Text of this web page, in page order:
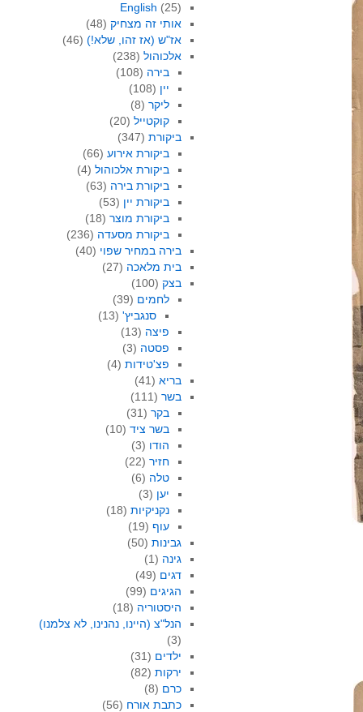
English (25)
אותי זה מצחיק(48)
אז"ש (אז זהו, שלא!)(46)
אלכוהול(238)
בירה (108)
יין (108)
ליקר (8)
קוקטייל (20)
ביקורת(347)
ביקורת אירוע (66)
ביקורת אלכוהול (4)
ביקורת בירה (63)
ביקורת יין (53)
ביקורת מוצר (18)
ביקורת מסעדה (236)
בירה במחיר שפוי (40)
בית מלאכה (27)
בצק(100)
לחמים (39)
סנגביץ'(13)
פיצה (13)
פסטה (3)
פצ'טידות (4)
בריא(41)
בשר(111)
בקר (31)
בשר ציד (10)
הודו (3)
חזיר (22)
טלה (6)
יען (3)
נקניקיות (18)
עוף (19)
גבינות(50)
גינה (1)
דגים (49)
הגיגים (99)
היסטוריה (18)
הנל"צ (היינו, נהנינו, לא צלמנו)
(3)
ילדים (31)
ירקות(82)
כרם (8)
כתבת אורח (56)